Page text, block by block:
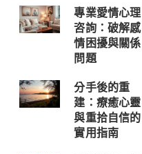
專業愛情心理
咨詢：破解感
情困擾與關係
問題
分手後的重
建：療癒心靈
與重拾自信的
實用指南